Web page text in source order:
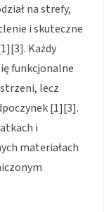
na strefy,
i skuteczne
Każdy
funkcjonalne
lecz
[1][3].
i
materiałach